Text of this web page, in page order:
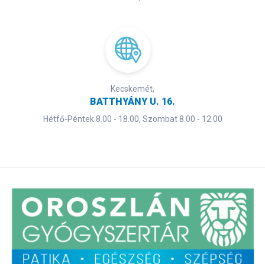
Kecskemét,
BATTHYÁNY U. 16.
Hétfő-Péntek 8.00 - 18.00, Szombat 8.00 - 12.00